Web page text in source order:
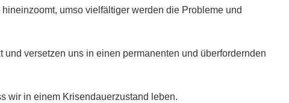
umso vielfältiger werden die Probleme und
und versetzen uns in einen permanenten und überfordernden
wir in einem Krisendauerzustand leben.